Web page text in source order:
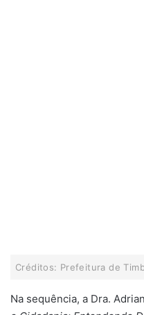
Créditos: Prefeitura de
Na sequência, a Dra.